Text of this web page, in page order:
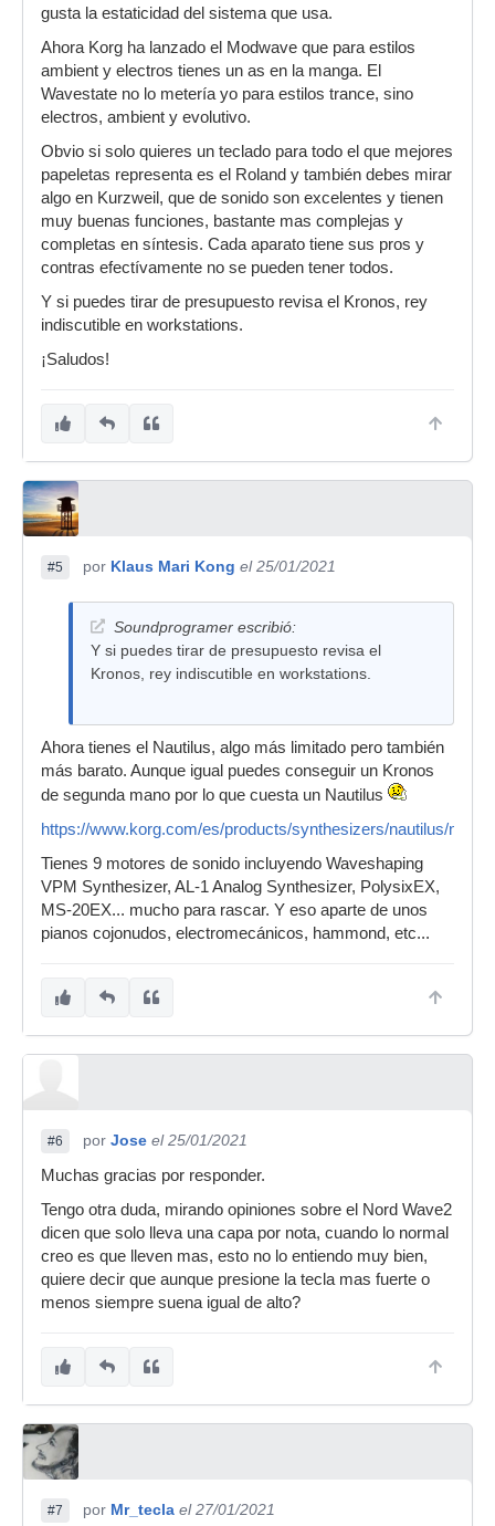
gusta la estaticidad del sistema que usa.
Ahora Korg ha lanzado el Modwave que para estilos
ambient y electros tienes un as en la manga. El
Wavestate no lo metería yo para estilos trance, sino
electros, ambient y evolutivo.
Obvio si solo quieres un teclado para todo el que mejores
papeletas representa es el Roland y también debes mirar
algo en Kurzweil, que de sonido son excelentes y tienen
muy buenas funciones, bastante mas complejas y
completas en síntesis. Cada aparato tiene sus pros y
contras efectívamente no se pueden tener todos.
Y si puedes tirar de presupuesto revisa el Kronos, rey
indiscutible en workstations.
¡Saludos!
#5 por Klaus Mari Kong el 25/01/2021
Soundprogramer escribió:
Y si puedes tirar de presupuesto revisa el
Kronos, rey indiscutible en workstations.
Ahora tienes el Nautilus, algo más limitado pero también
más barato. Aunque igual puedes conseguir un Kronos
de segunda mano por lo que cuesta un Nautilus
https://www.korg.com/es/products/synthesizers/nautilus/
Tienes 9 motores de sonido incluyendo Waveshaping
VPM Synthesizer, AL-1 Analog Synthesizer, PolysixEX,
MS-20EX... mucho para rascar. Y eso aparte de unos
pianos cojonudos, electromecánicos, hammond, etc...
#6 por Jose el 25/01/2021
Muchas gracias por responder.
Tengo otra duda, mirando opiniones sobre el Nord Wave2
dicen que solo lleva una capa por nota, cuando lo normal
creo es que lleven mas, esto no lo entiendo muy bien,
quiere decir que aunque presione la tecla mas fuerte o
menos siempre suena igual de alto?
#7 por Mr_tecla el 27/01/2021